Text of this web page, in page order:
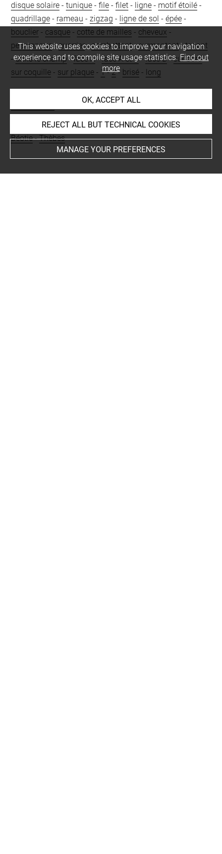
disque solaire -tunique -file -filet - ligne - motif étoilé -
quadrillage - rameau -zigzag - ligne de sol -épée -
bouclier - casque - cotte de mailles - cheveux -
personnage-guerrier-combattant-surmontant-tenant
-dans le champ-face A-face A et B-face B-sur bord-
sur coquille - sur plaque - 1-2- brisé - long
Béotie-Thèbes
This website uses cookies to improve your navigation
experience and to compile site usage statistics. Find out
more
OK, ACCEPT ALL
REJECT ALL BUT TECHNICAL COOKIES
MANAGE YOUR PREFERENCES